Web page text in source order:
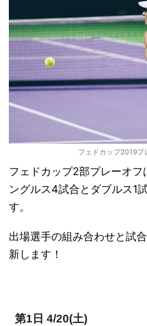
フェドカップ2019プ
フェドカップ2部プレーオ
ングルス4試合とダブルス1
す。
出場選手の組み合わせと試
新します！
第1日 4/20(土)